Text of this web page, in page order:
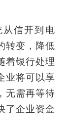
信开到电
转变，降低
着银行处理
业将可以享
无需再等待
了企业资金